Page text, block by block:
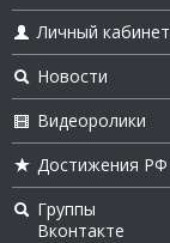
Личный кабинет
Новости
Видеоролики
Достижения РФ
Группы
Вконтакте